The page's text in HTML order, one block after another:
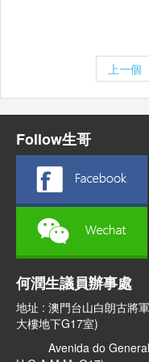
上一個
Follow生哥
何潤生議員辦事處
地址 : 澳門台山白朗古將
大樓地下G17室)
Avenida do General